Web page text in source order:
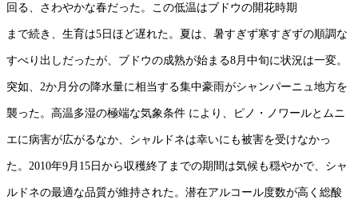
回る、さわやかな春だった。この低温はブドウの開花時期
まで続き、生育は5日ほど遅れた。夏は、暑すぎず寒すぎずの順調な
すべり出しだったが、ブドウの成熟が始まる8月中旬に状況は一変。
突如、2か月分の降水量に相当する集中豪雨がシャンパーニュ地方を
襲った。高温多湿の極端な気象条件 により、ピノ・ノワールとムニ
エに病害が広がるなか、シャルドネは幸いにも被害を受けなかっ
た。2010年9月15日から収穫終了までの期間は気候も穏やかで、シャ
ルドネの最適な品質が維持された。潜在アルコール度数が高く総酸